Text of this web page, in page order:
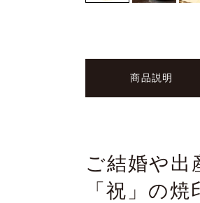
商品説明
ご結婚や出
「祝」の焼